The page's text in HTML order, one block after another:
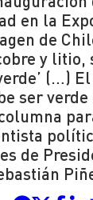
en la
de
y litio,
(…)
ser
de